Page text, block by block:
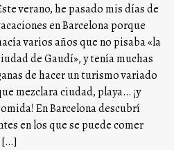
verano, he pasado mis días de
en Barcelona porque
varios años que no pisaba «la
de Gaudí», y tenía muchas
de hacer un turismo variado
mezclara ciudad, playa… ¡y
En Barcelona descubrí
en los que se puede comer
[…]